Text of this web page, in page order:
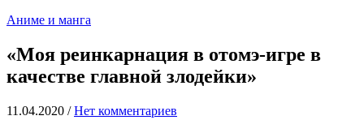
Аниме и манга
«Моя реинкарнация в отомэ-игре в
качестве главной злодейки»
11.04.2020 / Нет комментариев